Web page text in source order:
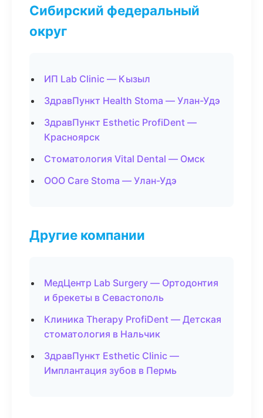
Сибирский федеральный
округ
ИП Lab Clinic — Кызыл
ЗдравПункт Health Stoma — Улан-Удэ
ЗдравПункт Esthetic ProfiDent —
Красноярск
Стоматология Vital Dental — Омск
ООО Care Stoma — Улан-Удэ
Другие компании
МедЦентр Lab Surgery — Ортодонтия
и брекеты в Севастополь
Клиника Therapy ProfiDent — Детская
стоматология в Нальчик
ЗдравПункт Esthetic Clinic —
Имплантация зубов в Пермь